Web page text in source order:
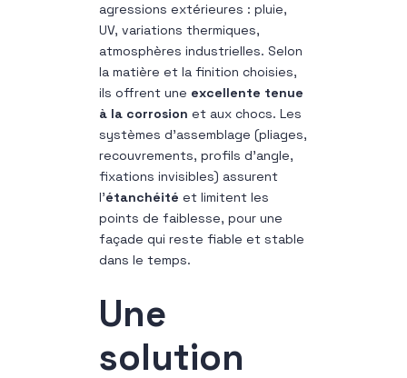
agressions extérieures : pluie,
UV, variations thermiques,
atmosphères industrielles. Selon
la matière et la finition choisies,
ils offrent une excellente tenue
à la corrosion et aux chocs. Les
systèmes d’assemblage (pliages,
recouvrements, profils d’angle,
fixations invisibles) assurent
l’étanchéité et limitent les
points de faiblesse, pour une
façade qui reste fiable et stable
dans le temps.
Une
solution